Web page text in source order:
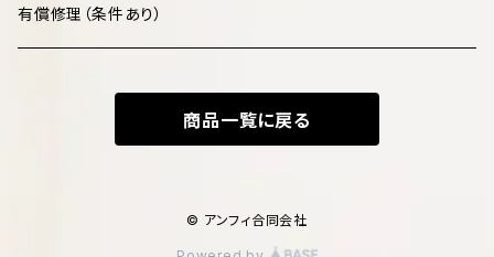
爬虫類 Reptilia
魚類 Pisces
有償修理（条件あり）
商品一覧に戻る
© アンフィ合同会社